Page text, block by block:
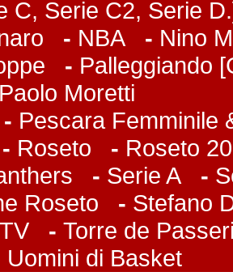
C, Serie C2, Serie
- NBA - Nino
- Palleggiando
Paolo Moretti
Pescara Femminile
Roseto - Roseto
- Serie A -
Roseto - Stefano
- Torre de
Uomini di Basket